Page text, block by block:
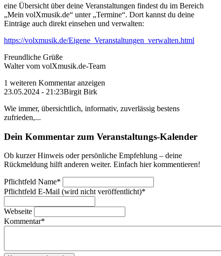
eine Übersicht über deine Veranstaltungen findest du im Bereich
„Mein volXmusik.de“ unter „Termine“. Dort kannst du deine
Einträge auch direkt einsehen und verwalten:
https://volxmusik.de/Eigene_Veranstaltungen_verwalten.html
Freundliche Grüße
Walter vom volXmusik.de-Team
1 weiteren Kommentar anzeigen
23.05.2024 - 21:23Birgit Birk
Wie immer, übersichtlich, informativ, zuverlässig bestens
zufrieden,...
Dein Kommentar zum Veranstaltungs-Kalender
Ob kurzer Hinweis oder persönliche Empfehlung – deine
Rückmeldung hilft anderen weiter. Einfach hier kommentieren!
Pflichtfeld Name*
Pflichtfeld E-Mail (wird nicht veröffentlicht)*
Webseite
Kommentar*